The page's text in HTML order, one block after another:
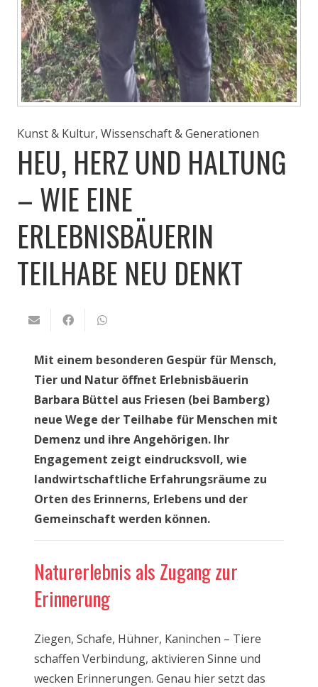
Kunst & Kultur, Wissenschaft & Generationen
HEU, HERZ UND HALTUNG
– WIE EINE
ERLEBNISBÄUERIN
TEILHABE NEU DENKT
Mit einem besonderen Gespür für Mensch,
Tier und Natur öffnet Erlebnisbäuerin
Barbara Büttel aus Friesen (bei Bamberg)
neue Wege der Teilhabe für Menschen mit
Demenz und ihre Angehörigen. Ihr
Engagement zeigt eindrucksvoll, wie
landwirtschaftliche Erfahrungsräume zu
Orten des Erinnerns, Erlebens und der
Gemeinschaft werden können.
Naturerlebnis als Zugang zur
Erinnerung
Ziegen, Schafe, Hühner, Kaninchen – Tiere
schaffen Verbindung, aktivieren Sinne und
wecken Erinnerungen. Genau hier setzt das